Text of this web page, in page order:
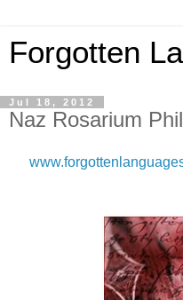
Forgotten
Jul 18, 2012
Naz Rosarium